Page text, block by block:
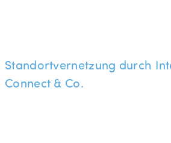
Standortvernetzung durch
Connect & Co.